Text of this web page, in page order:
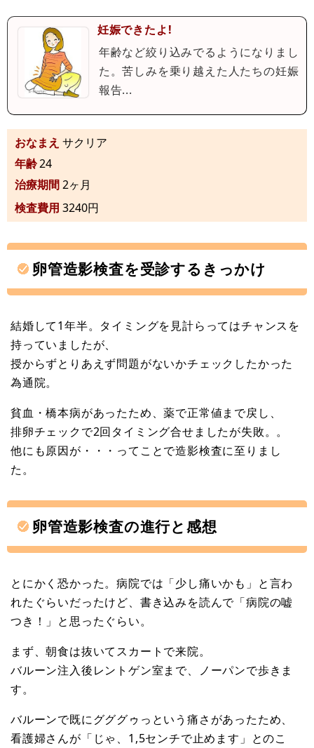
妊娠できたよ!
年齢など絞り込みでるようになりまし
た。苦しみを乗り越えた人たちの妊娠
報告...
おなまえ サクリア
年齢24
治療期間2ヶ月
検査費用 3240円
卵管造影検査を受診するきっかけ
結婚して1年半。タイミングを見計らってはチャンスを
持っていましたが、
授からずとりあえず問題がないかチェックしたかった
為通院。
貧血・橋本病があったため、薬で正常値まで戻し、
排卵チェックで2回タイミング合せましたが失敗。。
他にも原因が・・・ってことで造影検査に至りまし
た。
卵管造影検査の進行と感想
とにかく恐かった。病院では「少し痛いかも」と言わ
れたぐらいだったけど、書き込みを読んで「病院の嘘
つき！」と思ったぐらい。
まず、朝食は抜いてスカートで来院。
バルーン注入後レントゲン室まで、ノーパンで歩きま
す。
バルーンで既にグググゥっという痛さがあったため、
看護婦さんが「じゃ、1,5センチで止めます」とのこ